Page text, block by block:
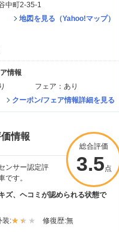
中町2-35-1
地図を見る（Yahoo!マップ）
情報
フェア：あり
クーポン/フェア情報詳細を見る
情報
総合評価
3.5点
ンサー認定評
です。
ズ、ヘコミが認められる状態で
装: 修復歴:無